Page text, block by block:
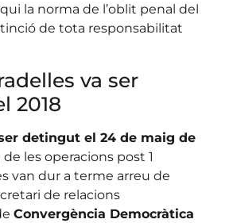
la norma de l’oblit penal del
de tota responsabilitat
va ser
2018
detingut el 24 de maig de
les operacions post 1
van dur a terme arreu de
de relacions
Convergència Democràtica